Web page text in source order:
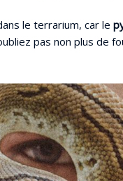
le terrarium, car le
pas non plus de